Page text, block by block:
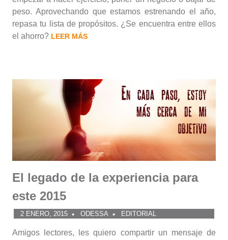
peso. Aprovechando que estamos estrenando el año,
repasa tu lista de propósitos. ¿Se encuentra entre ellos
el ahorro? LEER MÁS
El legado de la experiencia para
este 2015
2 ENERO, 2015 ODESSA EDITORIAL
Amigos lectores, les quiero compartir un mensaje de